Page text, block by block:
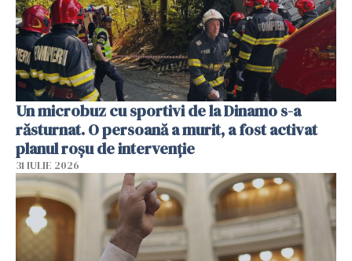
Un microbuz cu sportivi de la Dinamo s-a
răsturnat. O persoană a murit, a fost activat
planul roșu de intervenție
31 IULIE 2026